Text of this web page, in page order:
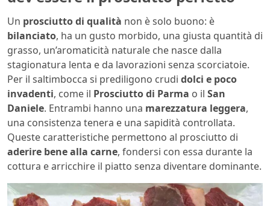
Un prosciutto di qualità non è solo buono: è
bilanciato, ha un gusto morbido, una giusta quantità di
grasso, un’aromaticità naturale che nasce dalla
stagionatura lenta e da lavorazioni senza scorciatoie.
Per il saltimbocca si prediligono crudi dolci e poco
invadenti, come il Prosciutto di Parma o il San
Daniele. Entrambi hanno una marezzatura leggera,
una consistenza tenera e una sapidità controllata.
Queste caratteristiche permettono al prosciutto di
aderire bene alla carne, fondersi con essa durante la
cottura e arricchire il piatto senza diventare dominante.